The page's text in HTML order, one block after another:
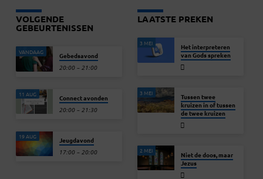
VOLGENDE
GEBEURTENISSEN
VANDAAG Gebedsavond
20:00 – 21:00
11 AUG Connect avonden
20:00 – 21:30
19 AUG Jeugdavond
17:00 – 20:00
LAATSTE PREKEN
3 MEI
Het interpreteren
van Gods spreken
3 MEI
Tussen twee
kruizen in of tussen
de twee kruizen
2 MEI
Niet de doos, maar
Jezus